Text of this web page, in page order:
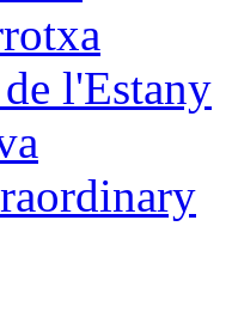
l'Estany